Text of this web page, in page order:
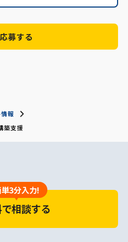
応募する
報
築支援
3分入力!
相談する